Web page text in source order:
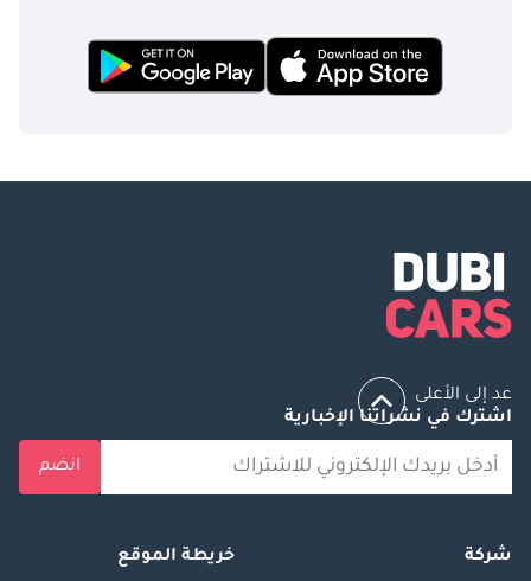
عد إلى الأعلى
اشترك في نشراتنا الإخبارية
انضم
شركة
خريطة الموقع